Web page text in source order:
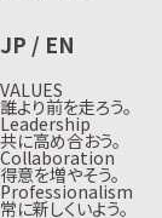
JP / EN
VALUES
誰より前を走ろう。
Leadership
共に高め合おう。
Collaboration
得意を増やそう。
Professionalism
常に新しくいよう。